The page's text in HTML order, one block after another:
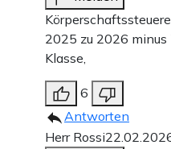
2025 zu 2026 minus
Klasse,
6
Antworten
Herr Rossi